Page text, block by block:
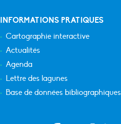
INFORMATIONS PRATIQUES
Cartographie interactive
Actualités
Agenda
Lettre des lagunes
Base de données bibliographiques